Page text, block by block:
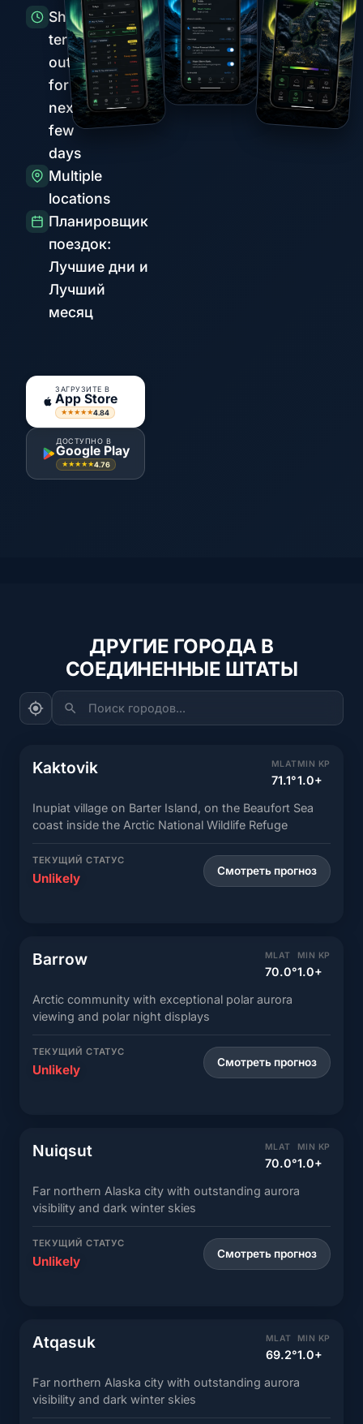
Short-
term
outlook
for the
next
few
days
Multiple
locations
Планировщик
поездок:
Лучшие дни и
Лучший
месяц
ЗАГРУЗИТЕ В
App Store
★★★★★4.84
ДОСТУПНО В
Google Play
★★★★★4.76
ДРУГИЕ ГОРОДА В
СОЕДИНЕННЫЕ ШТАТЫ
Поиск городов...
Kaktovik MLAT
71.1°
MIN KP
1.0+
Inupiat village on Barter Island, on the Beaufort Sea
coast inside the Arctic National Wildlife Refuge
ТЕКУЩИЙ СТАТУС
Unlikely Смотреть прогноз
Barrow MLAT
70.0°
MIN KP
1.0+
Arctic community with exceptional polar aurora
viewing and polar night displays
ТЕКУЩИЙ СТАТУС
Unlikely Смотреть прогноз
Nuiqsut MLAT
70.0°
MIN KP
1.0+
Far northern Alaska city with outstanding aurora
visibility and dark winter skies
ТЕКУЩИЙ СТАТУС
Unlikely Смотреть прогноз
Atqasuk MLAT
69.2°
MIN KP
1.0+
Far northern Alaska city with outstanding aurora
visibility and dark winter skies